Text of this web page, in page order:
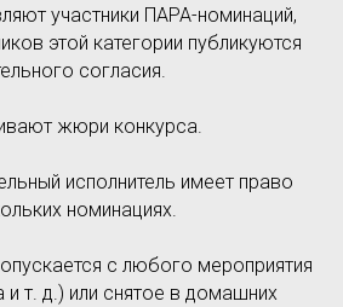
участники ПАРА-номинаций,
этой категории публикуются
согласия.
жюри конкурса.
исполнитель имеет право
номинациях.
с любого мероприятия
и т. д.) или снятое в домашних